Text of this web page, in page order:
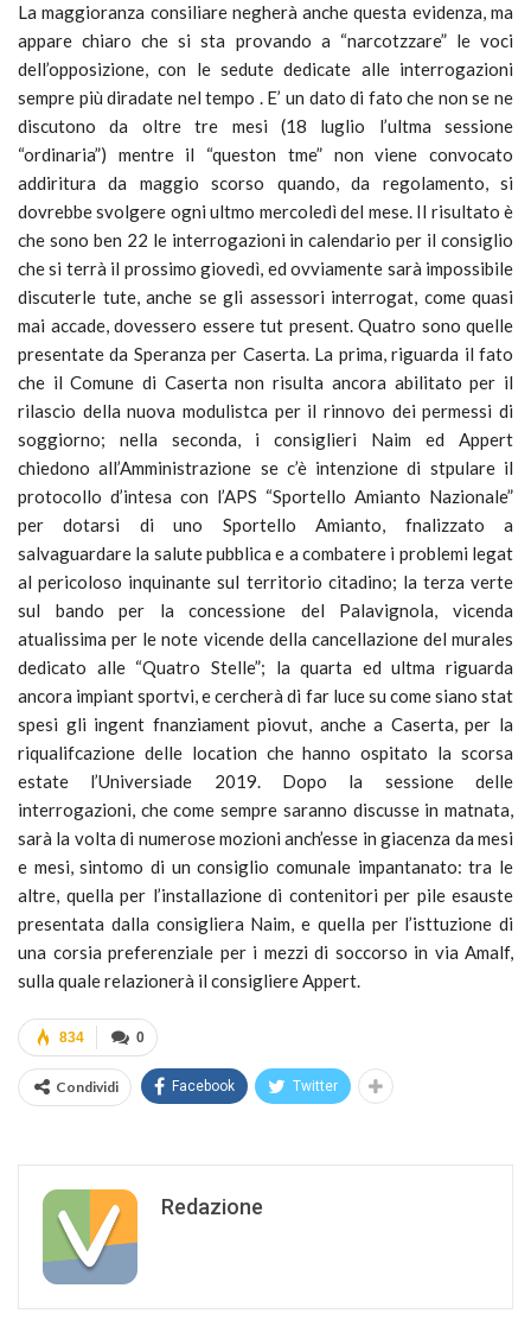
La maggioranza consiliare negherà anche questa evidenza, ma
appare chiaro che si sta provando a “narcotzzare” le voci
dell’opposizione, con le sedute dedicate alle interrogazioni
sempre più diradate nel tempo . E’ un dato di fato che non se ne
discutono da oltre tre mesi (18 luglio l’ultma sessione
“ordinaria”) mentre il “queston tme” non viene convocato
addiritura da maggio scorso quando, da regolamento, si
dovrebbe svolgere ogni ultmo mercoledì del mese. Il risultato è
che sono ben 22 le interrogazioni in calendario per il consiglio
che si terrà il prossimo giovedì, ed ovviamente sarà impossibile
discuterle tute, anche se gli assessori interrogat, come quasi
mai accade, dovessero essere tut present. Quatro sono quelle
presentate da Speranza per Caserta. La prima, riguarda il fato
che il Comune di Caserta non risulta ancora abilitato per il
rilascio della nuova modulistca per il rinnovo dei permessi di
soggiorno; nella seconda, i consiglieri Naim ed Appert
chiedono all’Amministrazione se c’è intenzione di stpulare il
protocollo d’intesa con l’APS “Sportello Amianto Nazionale”
per dotarsi di uno Sportello Amianto, fnalizzato a
salvaguardare la salute pubblica e a combatere i problemi legat
al pericoloso inquinante sul territorio citadino; la terza verte
sul bando per la concessione del Palavignola, vicenda
atualissima per le note vicende della cancellazione del murales
dedicato alle “Quatro Stelle”; la quarta ed ultma riguarda
ancora impiant sportvi, e cercherà di far luce su come siano stat
spesi gli ingent fnanziament piovut, anche a Caserta, per la
riqualifcazione delle location che hanno ospitato la scorsa
estate l’Universiade 2019. Dopo la sessione delle
interrogazioni, che come sempre saranno discusse in matnata,
sarà la volta di numerose mozioni anch’esse in giacenza da mesi
e mesi, sintomo di un consiglio comunale impantanato: tra le
altre, quella per l’installazione di contenitori per pile esauste
presentata dalla consigliera Naim, e quella per l’isttuzione di
una corsia preferenziale per i mezzi di soccorso in via Amalf,
sulla quale relazionerà il consigliere Appert.
0
834
Condividi Facebook Twitter
Redazione